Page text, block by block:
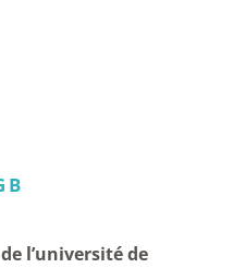
l’université de